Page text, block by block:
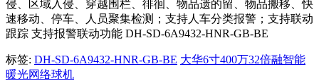
侵、区域入侵、穿越围栏、徘徊、物品遗的留、物品搬移、快
速移动、停车、人员聚集检测；支持人车分类报警；支持联动
跟踪 支持报警联动功能 DH-SD-6A9432-HNR-GB-BE
标签: DH-SD-6A9432-HNR-GB-BE 大华6寸400万32倍融智能
暖光网络球机